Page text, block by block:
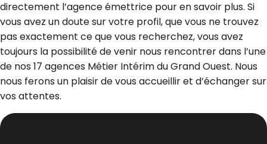
directement l’agence émettrice pour en savoir plus. Si
vous avez un doute sur votre profil, que vous ne trouvez
pas exactement ce que vous recherchez, vous avez
toujours la possibilité de venir nous rencontrer dans l’une
de nos 17 agences Métier Intérim du Grand Ouest. Nous
nous ferons un plaisir de vous accueillir et d’échanger sur
vos attentes.